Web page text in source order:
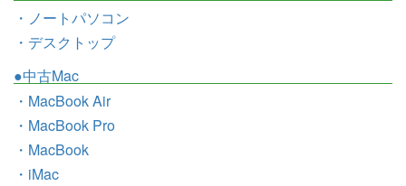
・ノートパソコン
・デスクトップ
●中古Mac
・MacBook Air
・MacBook Pro
・MacBook
・iMac